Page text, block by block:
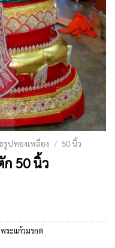
ปทองเหลือง / 50 นิ้ว
50 นิ้ว
พระแก้วมรกต